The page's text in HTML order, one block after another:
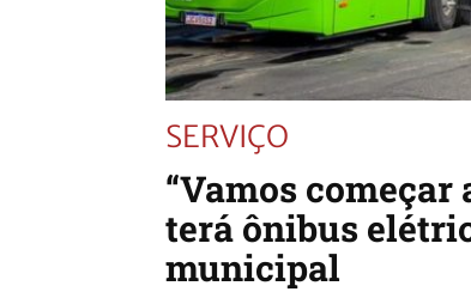
SERVIÇO
“Vamos começar
terá ônibus
municipal